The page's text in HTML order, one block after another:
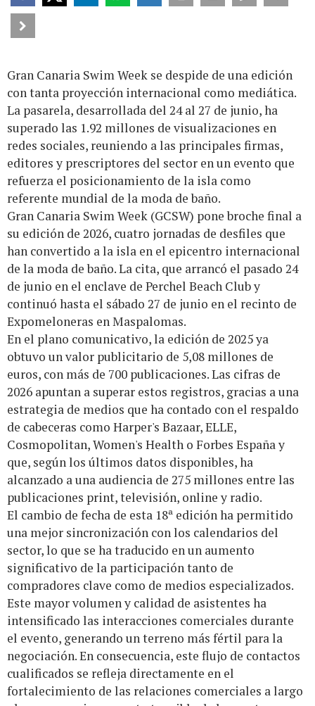
Gran Canaria Swim Week se despide de una edición
con tanta proyección internacional como mediática.
La pasarela, desarrollada del 24 al 27 de junio, ha
superado las 1.92 millones de visualizaciones en
redes sociales, reuniendo a las principales firmas,
editores y prescriptores del sector en un evento que
refuerza el posicionamiento de la isla como
referente mundial de la moda de baño.
Gran Canaria Swim Week (GCSW) pone broche final a
su edición de 2026, cuatro jornadas de desfiles que
han convertido a la isla en el epicentro internacional
de la moda de baño. La cita, que arrancó el pasado 24
de junio en el enclave de Perchel Beach Club y
continuó hasta el sábado 27 de junio en el recinto de
Expomeloneras en Maspalomas.
En el plano comunicativo, la edición de 2025 ya
obtuvo un valor publicitario de 5,08 millones de
euros, con más de 700 publicaciones. Las cifras de
2026 apuntan a superar estos registros, gracias a una
estrategia de medios que ha contado con el respaldo
de cabeceras como Harper's Bazaar, ELLE,
Cosmopolitan, Women's Health o Forbes España y
que, según los últimos datos disponibles, ha
alcanzado a una audiencia de 275 millones entre las
publicaciones print, televisión, online y radio.
El cambio de fecha de esta 18ª edición ha permitido
una mejor sincronización con los calendarios del
sector, lo que se ha traducido en un aumento
significativo de la participación tanto de
compradores clave como de medios especializados.
Este mayor volumen y calidad de asistentes ha
intensificado las interacciones comerciales durante
el evento, generando un terreno más fértil para la
negociación. En consecuencia, este flujo de contactos
cualificados se refleja directamente en el
fortalecimiento de las relaciones comerciales a largo